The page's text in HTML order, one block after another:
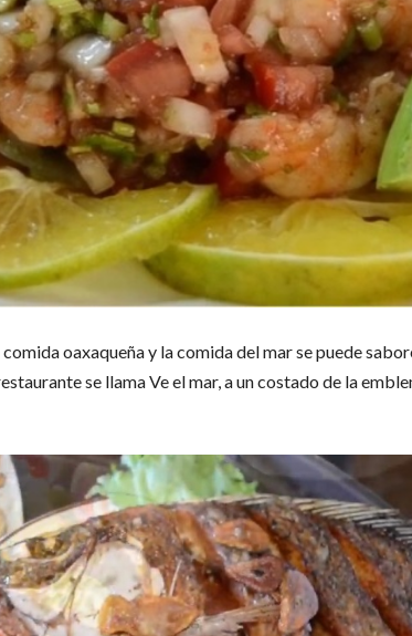
oaxaqueña y la comida del mar se puede
se llama Ve el mar, a un costado de la